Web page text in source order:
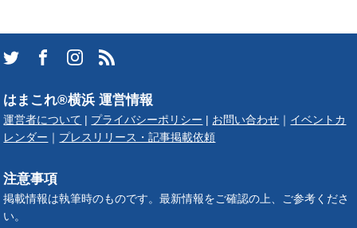
はまこれ®横浜 運営情報
運営者について プライバシーポリシー お問い合わせ
イベントカ
レンダー
プレスリリース・記事掲載依頼
注意事項
掲載情報は執筆時のものです。最新情報をご確認の上、ご参考くださ
い。